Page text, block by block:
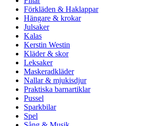
Förkläden & Haklappar
Hängare & krokar
Julsaker
Kalas
Kerstin Westin
Kläder & skor
Leksaker
Maskeradkläder
Nallar & mjukisdjur
Praktiska barnartiklar
Pussel
Sparkbilar
Spel